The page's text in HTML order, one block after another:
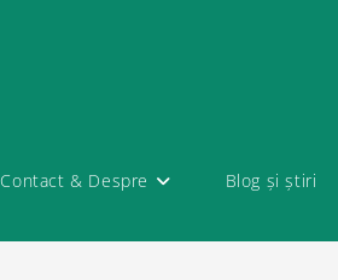
Contact & Despre Blog și știri